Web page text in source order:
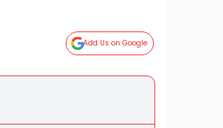
Add Us on Google